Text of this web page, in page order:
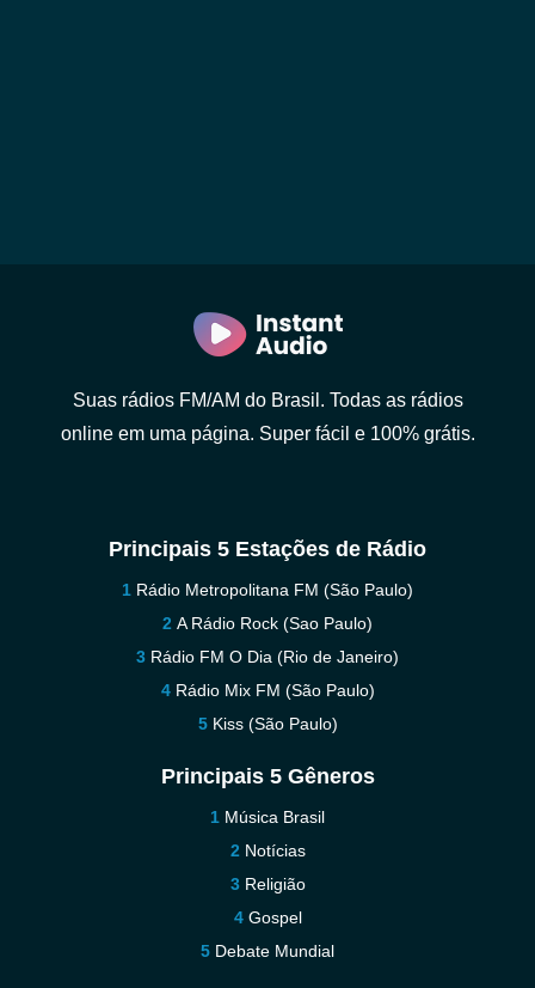
Suas rádios FM/AM do Brasil. Todas as rádios
online em uma página. Super fácil e 100% grátis.
Principais 5 Estações de Rádio
Rádio Metropolitana FM (São Paulo)
A Rádio Rock (Sao Paulo)
Rádio FM O Dia (Rio de Janeiro)
Rádio Mix FM (São Paulo)
Kiss (São Paulo)
Principais 5 Gêneros
Música Brasil
Notícias
Religião
Gospel
Debate Mundial